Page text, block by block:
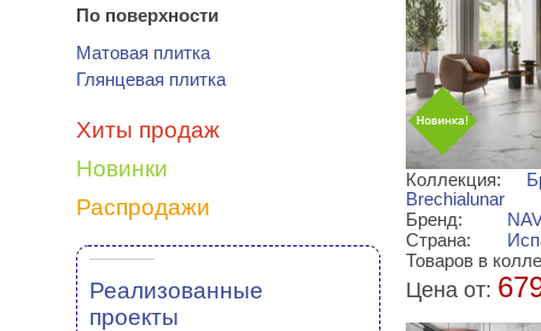
По поверхности
Матовая плитка
Глянцевая плитка
Хиты продаж
Новинки
Распродажи
Реализованные
проекты
Коллекция:
Brechialunar
Бренд:
Страна:
Товаров в
Цена от: